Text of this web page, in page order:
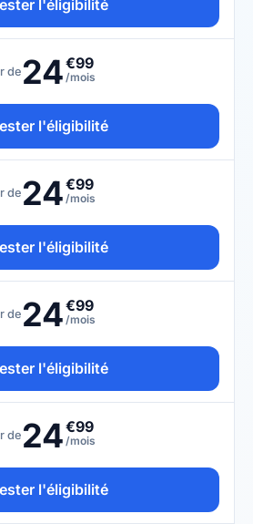
l'éligibilité
de24€99
/mois
l'éligibilité
de24€99
/mois
l'éligibilité
de24€99
/mois
l'éligibilité
de24€99
/mois
l'éligibilité